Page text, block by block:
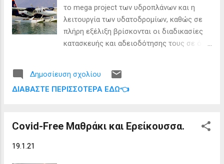
το mega project των υδροπλάνων και η
λειτουργία των υδατοδρομίων, καθώς σε
πλήρη εξέλιξη βρίσκονται οι διαδικασίες
κατασκευής και αδειοδότησης τους σε όλη
δημιουργώντας το μεγαλύτερο δίκτυο σε
όλη την Ευρώπη. Σύμφωνα με τον πρόεδρο
τον πρόεδρο της Ελληνικά Υδατοδρόμια,
Δημοσίευση σχολίου
ΔΙΑΒΆΣΤΕ ΠΕΡΙΣΣΌΤΕΡΑ ΕΔΏ👈
Covid-Free Μαθράκι και Ερείκουσσα.
19.1.21